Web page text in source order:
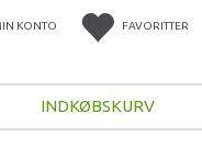
FAVORITTER
KONTO
INDKØBSKURV